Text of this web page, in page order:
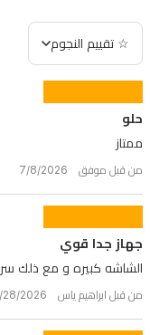
☆ تقييم النجوم
حلو
ممتاز
من قبل موفق 7/8/2026
جهاز جدا قوي
الشاشه كبيره و مع ذلك
من قبل ابراهيم ياس 6/28/2026